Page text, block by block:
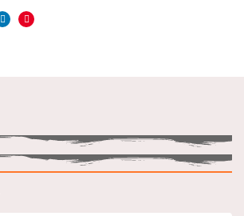
LinkedinPinterest